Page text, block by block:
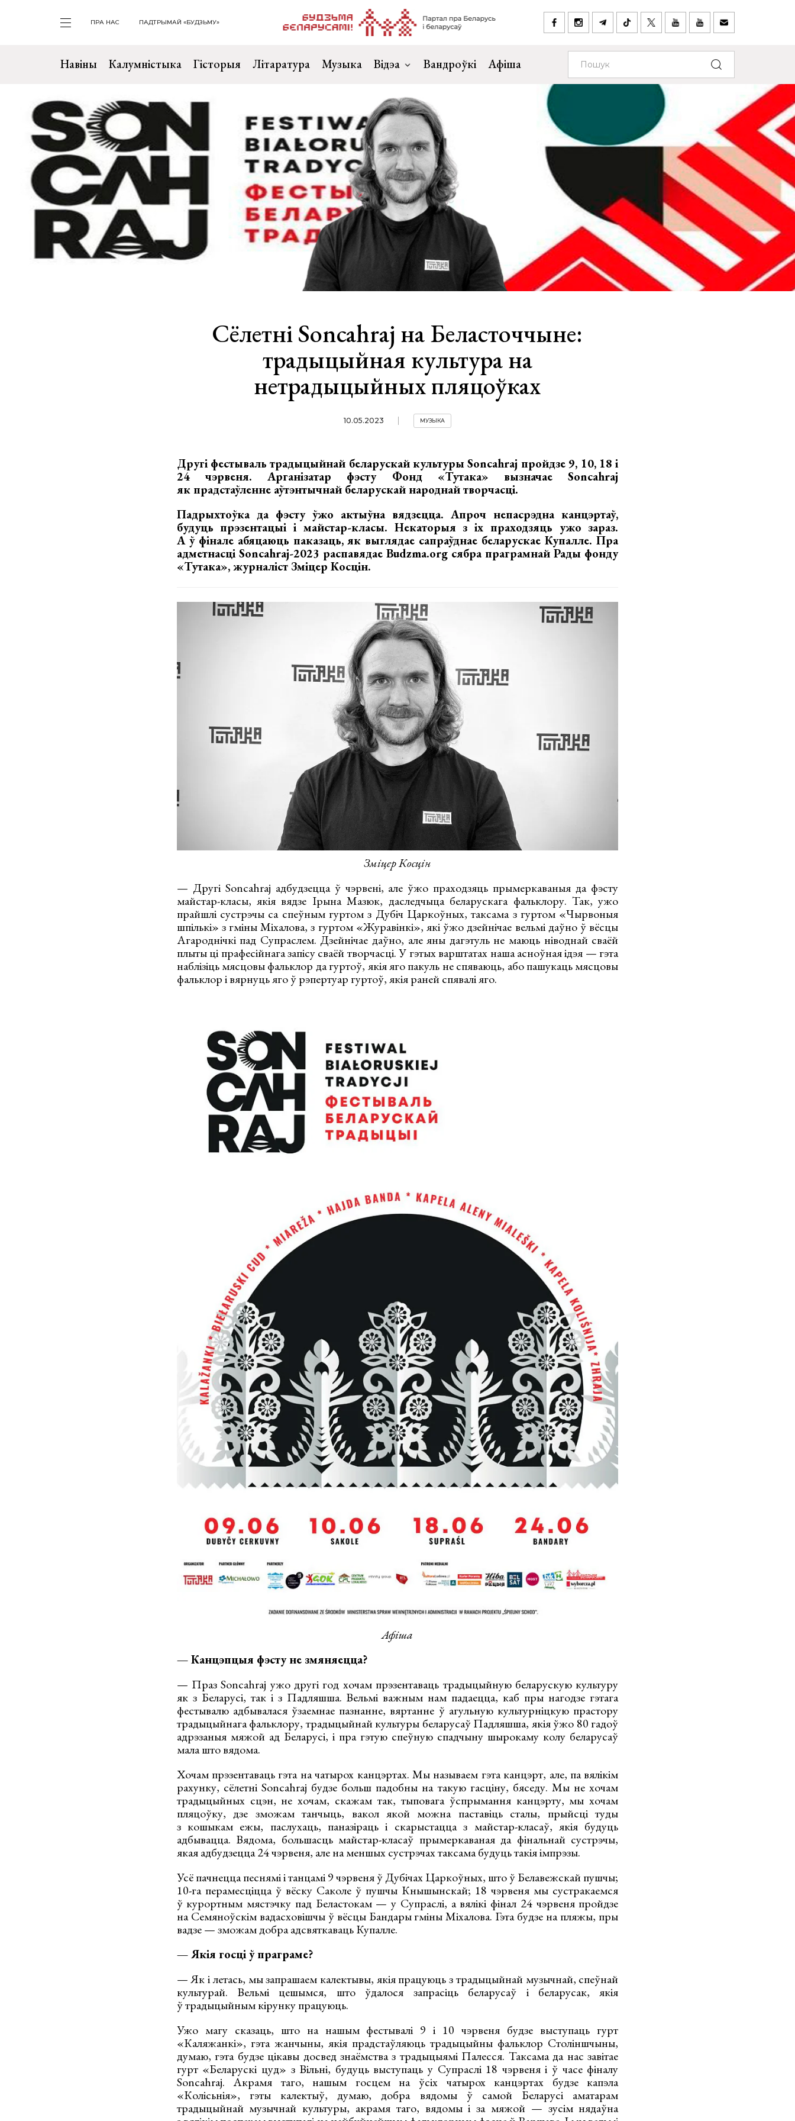
ПРА НАС ПАДТРЫМАЙ «БУДЗЬМУ»
Навіны Калумністыка Гісторыя Літаратура Музыка Відэа Вандроўкі Афіша
Сёлетні Soncahraj на Беласточчыне:
традыцыйная культура на
нетрадыцыйных пляцоўках
10.05.2023 МУЗЫКА
Другі фестываль традыцыйнай беларускай культуры Soncahraj пройдзе 9, 10, 18 і
24 чэрвеня. Арганізатар фэсту Фонд «Тутака» вызначае Soncahraj
як прадстаўленне аўтэнтычнай беларускай народнай творчасці.
Падрыхтоўка да фэсту ўжо актыўна вядзецца. Апроч непасрэдна канцэртаў,
будуць прэзентацыі і майстар-класы. Некаторыя з іх праходзяць ужо зараз.
А ў фінале абяцаюць паказаць, як выглядае сапраўднае беларускае Купалле. Пра
адметнасці Soncahraj-2023 распавядае Budzma.org сябра праграмнай Рады фонду
«Тутака», журналіст Зміцер Косцін.
Зміцер Косцін
— Другі Soncahraj адбудзецца ў чэрвені, але ўжо праходзяць прымеркаваныя да фэсту
майстар-класы, якія вядзе Ірына Мазюк, даследчыца беларускага фальклору. Так, ужо
прайшлі сустрэчы са спеўным гуртом з Дубіч Царкоўных, таксама з гуртом «Чырвоныя
шпількі» з гміны Міхалова, з гуртом «Журавінкі», які ўжо дзейнічае вельмі даўно ў вёсцы
Агароднічкі пад Супраслем. Дзейнічае даўно, але яны дагэтуль не маюць ніводнай сваёй
плыты ці прафесійнага запісу сваёй творчасці. У гэтых варштатах наша асноўная ідэя — гэта
наблізіць мясцовы фальклор да гуртоў, якія яго пакуль не спяваюць, або пашукаць мясцовы
фальклор і вярнуць яго ў рэпертуар гуртоў, якія раней спявалі яго.
Афіша
— Канцэпцыя фэсту не змяняецца?
— Праз Soncahraj ужо другі год хочам прэзентаваць традыцыйную беларускую культуру
як з Беларусі, так і з Падляшша. Вельмі важным нам падаецца, каб пры нагодзе гэтага
фестывалю адбывалася ўзаемнае пазнанне, вяртанне ў агульную культурніцкую прастору
традыцыйнага фальклору, традыцыйнай культуры беларусаў Падляшша, якія ўжо 80 гадоў
адрэзаныя мяжой ад Беларусі, і пра гэтую спеўную спадчыну шырокаму колу беларусаў
мала што вядома.
Хочам прэзентаваць гэта на чатырох канцэртах. Мы называем гэта канцэрт, але, па вялікім
рахунку, сёлетні Soncahraj будзе больш падобны на такую гасціну, бяседу. Мы не хочам
традыцыйных сцэн, не хочам, скажам так, тыповага ўспрымання канцэрту, мы хочам
пляцоўку, дзе зможам танчыць, вакол якой можна паставіць сталы, прыйсці туды
з кошыкам ежы, паслухаць, паназіраць і скарыстацца з майстар-класаў, якія будуць
адбывацца. Вядома, большасць майстар-класаў прымеркаваная да фінальнай сустрэчы,
якая адбудзецца 24 чэрвеня, але на меншых сустрэчах таксама будуць такія імпрэзы.
Усё пачнецца песнямі і танцамі 9 чэрвеня ў Дубічах Царкоўных, што ў Белавежскай пушчы;
10-га перамесціцца ў вёску Саколе ў пушчы Кнышынскай; 18 чэрвеня мы сустракаемся
ў курортным мястэчку пад Беластокам — у Супраслі, а вялікі фінал 24 чэрвеня пройдзе
на Семяноўскім вадасховішчы ў вёсцы Бандары гміны Міхалова. Гэта будзе на пляжы, пры
вадзе — зможам добра адсвяткаваць Купалле.
— Якія госці ў праграме?
— Як і летась, мы запрашаем калектывы, якія працуюць з традыцыйнай музычнай, спеўнай
культурай. Вельмі цешымся, што ўдалося запрасіць беларусаў і беларусак, якія
ў традыцыйным кірунку працуюць.
Ужо магу сказаць, што на нашым фестывалі 9 і 10 чэрвеня будзе выступаць гурт
«Каляжанкі», гэта жанчыны, якія прадстаўляюць традыцыйны фальклор Століншчыны,
думаю, гэта будзе цікавы досвед знаёмства з традыцыямі Палесся. Таксама да нас завітае
гурт «Беларускі цуд» з Вільні, будуць выступаць у Супраслі 18 чэрвеня і ў часе фіналу
Soncahraj. Акрамя таго, нашым госцем на ўсіх чатырох канцэртах будзе капэла
«Колісьнія», гэты калектыў, думаю, добра вядомы ў самой Беларусі аматарам
традыцыйнай музычнай культуры, акрамя таго, вядомы і за мяжой — зусім нядаўна